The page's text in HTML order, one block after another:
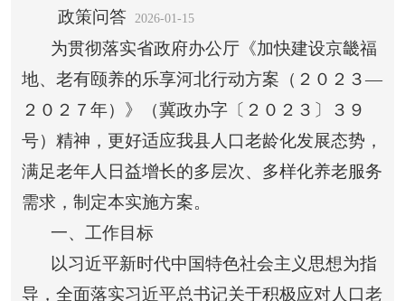
政策问答
2026-01-15
为贯彻落实省政府办公厅《加快建设京畿福
地、老有颐养的乐享河北行动方案（２０２３—
２０２７年）》（冀政办字〔２０２３〕３９
号）精神，更好适应我县人口老龄化发展态势，
满足老年人日益增长的多层次、多样化养老服务
需求，制定本实施方案。
一、工作目标
以习近平新时代中国特色社会主义思想为指
导，全面落实习近平总书记关于积极应对人口老